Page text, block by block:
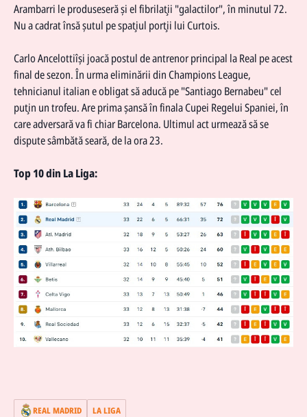
Arambarri le produseseră şi el fibrilaţii "galactilor", în minutul 72.
Nu a cadrat însă şutul pe spaţiul porţii lui Curtois.
Carlo Ancelottiîşi joacă postul de antrenor principal la Real pe acest
final de sezon. În urma eliminării din Champions League,
tehnicianul italian e obligat să aducă pe "Santiago Bernabeu" cel
puţin un trofeu. Are prima şansă în finala Cupei Regelui Spaniei, în
care adversară va fi chiar Barcelona. Ultimul act urmează să se
dispute sâmbătă seară, de la ora 23.
Top 10 din La Liga:
REAL MADRID LA LIGA